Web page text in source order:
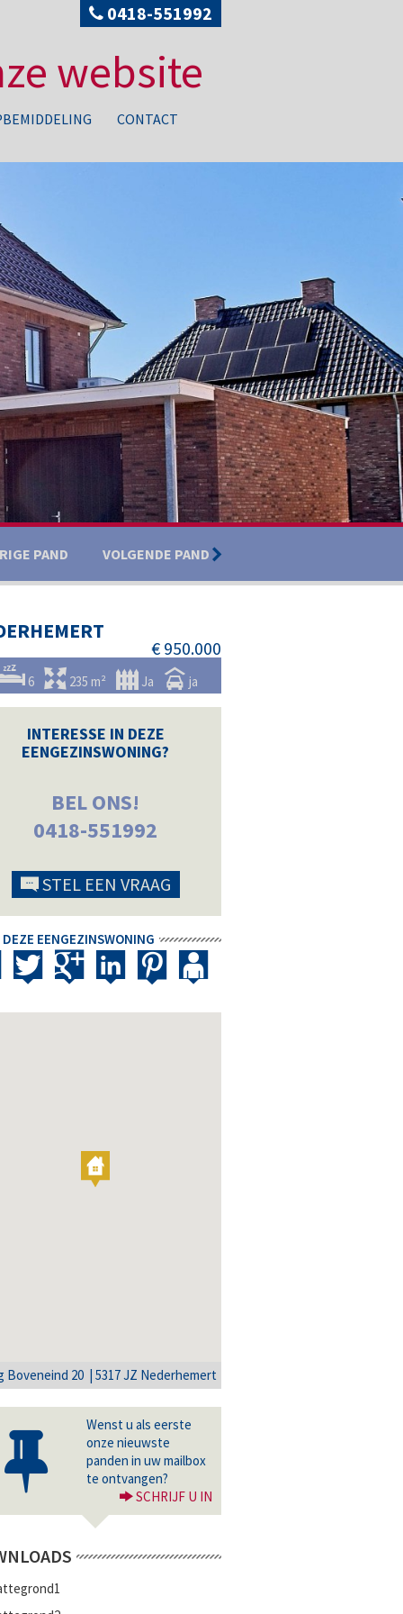
website
0418-551992
CONTACT
PAND VOLGENDE PAND
€ 950.000
6 235 m² Ja ja
INTERESSE IN DEZE
EENGEZINSWONING?
BEL ONS!
0418-551992
STEL EEN VRAAG
DEZE EENGEZINSWONING
Boveneind 20 | 5317 JZ Nederhemert
Wenst u als eerste
onze nieuwste
panden in uw mailbox
te ontvangen?
SCHRIJF U IN